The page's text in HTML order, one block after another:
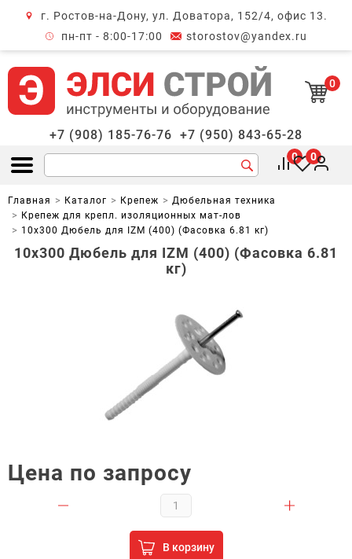
г. Ростов-на-Дону, ул. Доватора, 152/4, офис 13.
пн-пт - 8:00-17:00
storostov@yandex.ru
0
+7 (908) 185-76-76 +7 (950) 843-65-28
Открыть меню
0 0
Главная Каталог Крепеж
Дюбельная техника
Крепеж для крепл. изоляционных мат-лов
10х300 Дюбель для IZM (400) (Фасовка 6.81 кг)
10х300 Дюбель для IZM (400) (Фасовка 6.81
кг)
Цена по запросу
В корзину